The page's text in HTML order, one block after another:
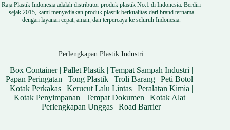
Raja Plastik Indonesia adalah distributor produk plastik No.1 di Indonesia. Berdiri
sejak 2015, kami menyediakan produk plastik berkualitas dari brand ternama
dengan layanan cepat, aman, dan terpercaya ke seluruh Indonesia.
Perlengkapan Plastik Industri
Box Container| Pallet Plastik| Tempat Sampah Industri |
Papan Peringatan |Tong Plastik |Troli Barang |Peti Botol |
Kotak Perkakas| Kerucut Lalu Lintas| Peralatan Kimia |
Kotak Penyimpanan | Tempat Dokumen | Kotak Alat|
Perlengkapan Unggas |Road Barrier